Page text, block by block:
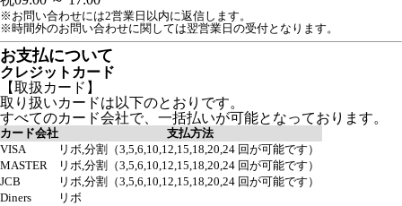
※お問い合わせには2営業日以内に返信します。
※時間外のお問い合わせに関しては翌営業日の受付となります。
お支払について
クレジットカード
【取扱カード】
取り扱いカードは以下のとおりです。
すべてのカード会社で、一括払いが可能となっております。
カード会社
支払方法
VISA
リボ,分割（3,5,6,10,12,15,18,20,24 回が可能です）
MASTER
リボ,分割（3,5,6,10,12,15,18,20,24 回が可能です）
JCB
リボ,分割（3,5,6,10,12,15,18,20,24 回が可能です）
Diners
リボ